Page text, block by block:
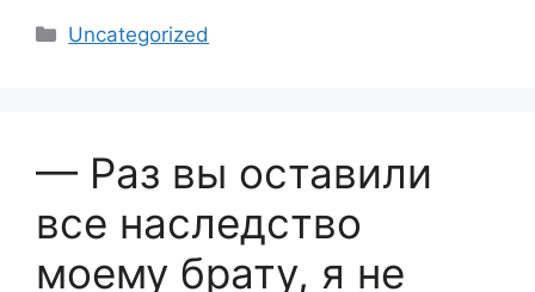
Categories
Uncategorized
— Раз вы оставили
все наследство
моему брату, я не